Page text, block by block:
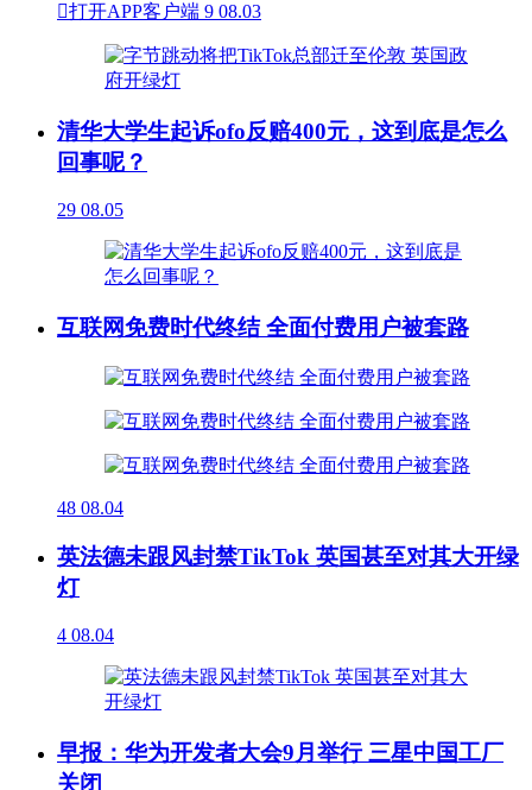
打开APP客户端 9 08.03
清华大学生起诉ofo反赔400元，这到底是怎么
回事呢？
29 08.05
互联网免费时代终结 全面付费用户被套路
48 08.04
英法德未跟风封禁TikTok 英国甚至对其大开绿
灯
4 08.04
早报：华为开发者大会9月举行 三星中国工厂
关闭